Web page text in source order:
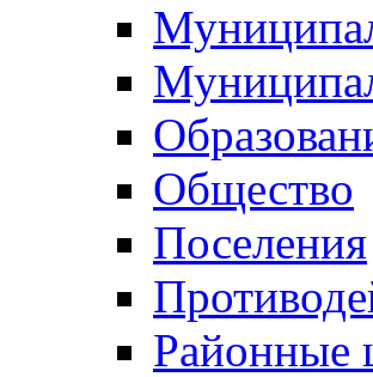
Общество
Поселения
Районные